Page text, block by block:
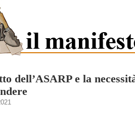
dell’ASARP e la